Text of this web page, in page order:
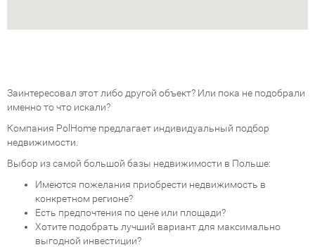
Заинтересовал этот либо другой объект? Или пока не подобрали
именно то что искали?
Компания PolHome предлагает индивидуальный подбор
недвижимости.
Выбор из самой большой базы недвижимости в Польше:
Имеются пожелания приобрести недвижимость в
конкретном регионе?
Есть предпочтения по цене или площади?
Хотите подобрать лучший вариант для максимально
выгодной инвестиции?